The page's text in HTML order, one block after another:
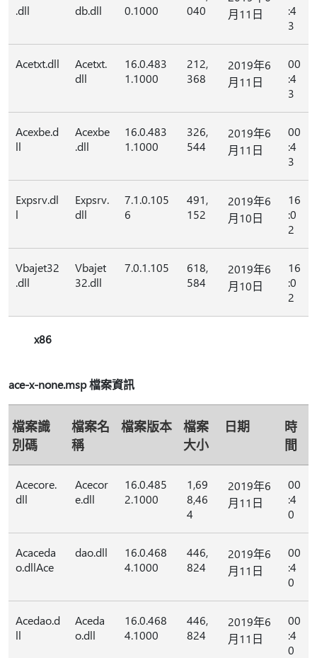
.dll
db.dll
0.1000
040
月11日
:4
3
Acetxt.dll
Acetxt.
dll
16.0.483
1.1000
212,
368
2019年6
月11日
00
:4
3
Acexbe.d
ll
Acexbe
.dll
16.0.483
1.1000
326,
544
2019年6
月11日
00
:4
3
Expsrv.dl
l
Expsrv.
dll
7.1.0.105
6
491,
152
2019年6
月10日
16
:0
2
Vbajet32
.dll
Vbajet
32.dll
7.0.1.105
618,
584
2019年6
月10日
16
:0
2
x86
ace-x-none.msp 檔案資訊
檔案識
別碼
檔案名
稱
檔案版本
檔案
大小
日期
時
間
Acecore.
dll
Acecor
e.dll
16.0.485
2.1000
1,69
8,46
4
2019年6
月11日
00
:4
0
Acaceda
o.dllAce
dao.dll
16.0.468
4.1000
446,
824
2019年6
月11日
00
:4
0
Acedao.d
ll
Aceda
o.dll
16.0.468
4.1000
446,
824
2019年6
月11日
00
:4
0